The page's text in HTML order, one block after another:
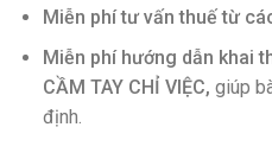
Miễn phí tư vấn thuế từ
Miễn phí hướng dẫn khai
CẦM TAY CHỈ VIỆC, giúp
định.